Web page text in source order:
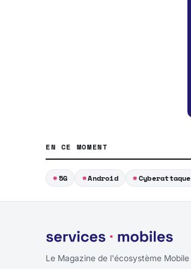
EN CE MOMENT
5G Android Cyberattaque
Le Magazine de l'écosystème Mobile